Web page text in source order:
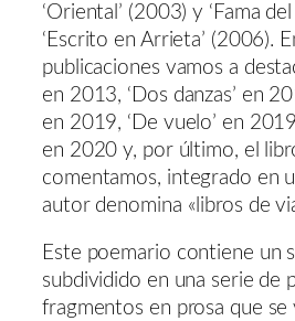
‘Oriental’ (2003) y ‘Fama
‘Escrito en Arrieta’ (2006).
publicaciones vamos a
en 2013, ‘Dos danzas’ en
en 2019, ‘De vuelo’ en
en 2020 y, por último, el
comentamos, integrado en
autor denomina «libros de
Este poemario contiene un
subdividido en una serie de
fragmentos en prosa que se